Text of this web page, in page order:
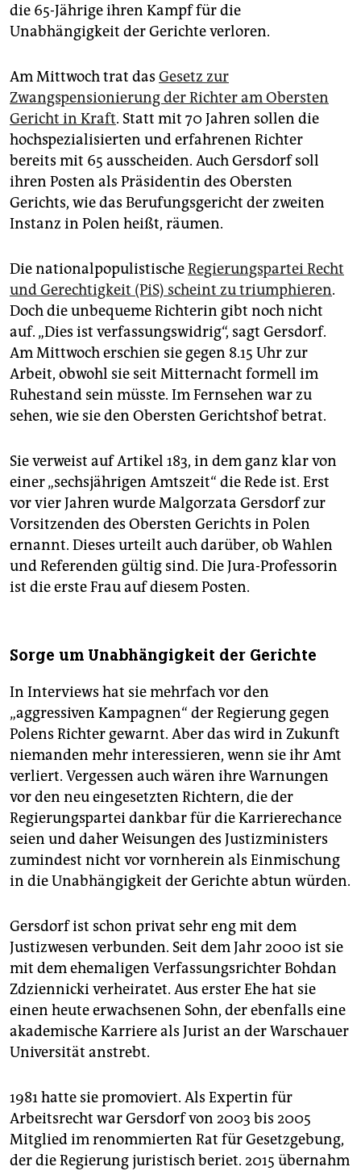
die 65-Jährige ihren Kampf für die
Unabhängigkeit der Gerichte verloren.
Am Mittwoch trat das Gesetz zur
Zwangspensionierung der Richter am Obersten
Gericht in Kraft. Statt mit 70 Jahren sollen die
hochspezialisierten und erfahrenen Richter
bereits mit 65 ausscheiden. Auch Gersdorf soll
ihren Posten als Präsidentin des Obersten
Gerichts, wie das Berufungsgericht der zweiten
Instanz in Polen heißt, räumen.
Die nationalpopulistischeRegierungspartei Recht
und Gerechtigkeit (PiS) scheint zu triumphieren.
Doch die unbequeme Richterin gibt noch nicht
auf. „Dies ist verfassungswidrig“, sagt Gersdorf.
Am Mittwoch erschien sie gegen 8.15 Uhr zur
Arbeit, obwohl sie seit Mitternacht formell im
Ruhestand sein müsste. Im Fernsehen war zu
sehen, wie sie den Obersten Gerichtshof betrat.
Sie verweist auf Artikel 183, in dem ganz klar von
einer „sechsjährigen Amtszeit“ die Rede ist. Erst
vor vier Jahren wurde Malgorzata Gersdorf zur
Vorsitzenden des Obersten Gerichts in Polen
ernannt. Dieses urteilt auch darüber, ob Wahlen
und Referenden gültig sind. Die Jura-Professorin
ist die erste Frau auf diesem Posten.
Sorge um Unabhängigkeit der Gerichte
In Interviews hat sie mehrfach vor den
„aggressiven Kampagnen“ der Regierung gegen
Polens Richter gewarnt. Aber das wird in Zukunft
niemanden mehr interessieren, wenn sie ihr Amt
verliert. Vergessen auch wären ihre Warnungen
vor den neu eingesetzten Richtern, die der
Regierungspartei dankbar für die Karrierechance
seien und daher Weisungen des Justizministers
zumindest nicht vor vornherein als Einmischung
in die Unabhängigkeit der Gerichte abtun würden.
Gersdorf ist schon privat sehr eng mit dem
Justizwesen verbunden. Seit dem Jahr 2000 ist sie
mit dem ehemaligen Verfassungsrichter Bohdan
Zdziennicki verheiratet. Aus erster Ehe hat sie
einen heute erwachsenen Sohn, der ebenfalls eine
akademische Karriere als Jurist an der Warschauer
Universität anstrebt.
1981 hatte sie promoviert. Als Expertin für
Arbeitsrecht war Gersdorf von 2003 bis 2005
Mitglied im renommierten Rat für Gesetzgebung,
der die Regierung juristisch beriet. 2015 übernahm